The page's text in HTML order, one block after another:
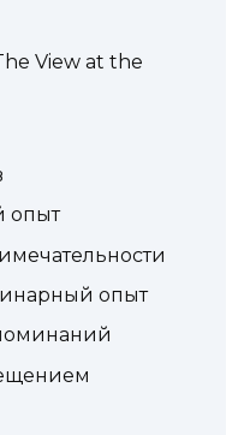
View at the
опыт
опыт